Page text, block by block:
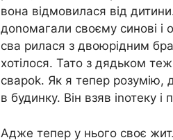
вона відмовилася від
доnомагали своєму синові і
сва рилася з двоюрідним
хотілося. Тато з дядьком
свароk. Як я тепер розумію,
в будинку. Він взяв іnотеку
Адже тепер у нього своє